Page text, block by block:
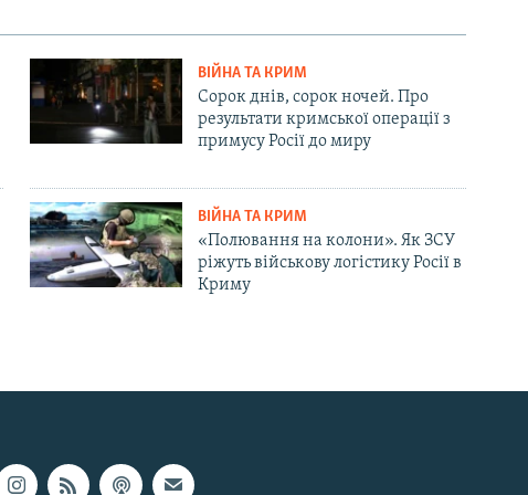
ВІЙНА ТА КРИМ
Сорок днів, сорок ночей. Про
результати кримської операції з
примусу Росії до миру
ВІЙНА ТА КРИМ
«Полювання на колони». Як ЗСУ
ріжуть військову логістику Росії в
Криму